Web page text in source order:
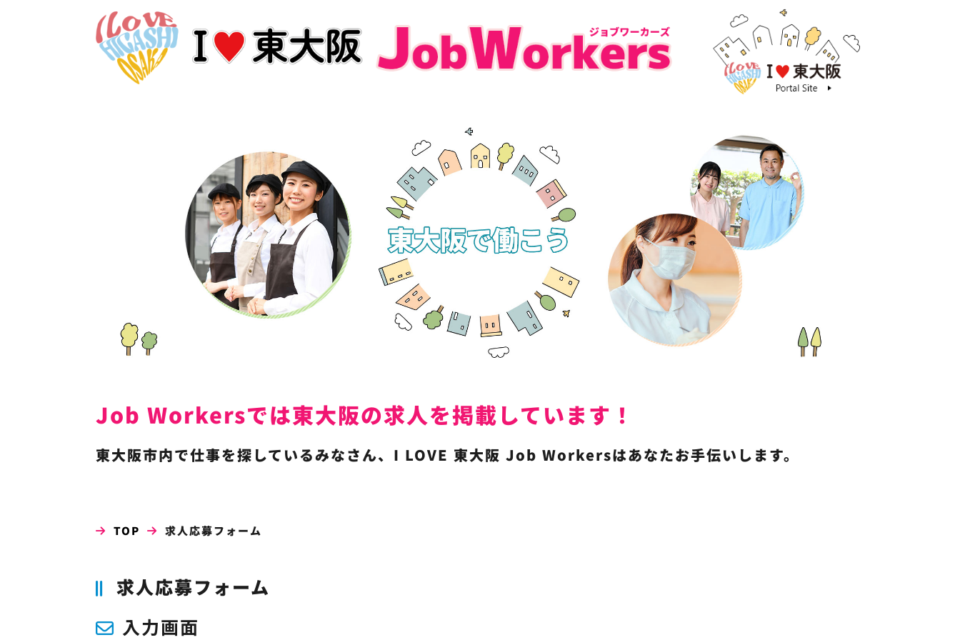
Job Workersでは東大阪の求人を掲載しています！
東大阪市内で仕事を探しているみなさん、I LOVE 東大阪 Job Workersはあなたお手伝いします。
TOP 求人応募フォーム
求人応募フォーム
入力画面